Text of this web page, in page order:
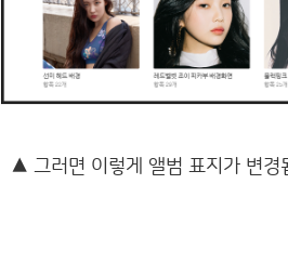
▲ 그러면 이렇게 앨범 표지가 변경